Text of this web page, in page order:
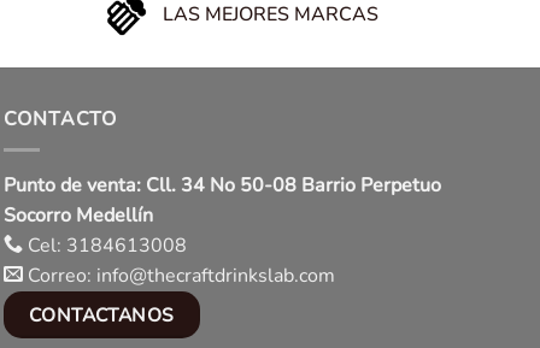
LAS MEJORES MARCAS
CONTACTO
Punto de venta: Cll. 34 No 50-08 Barrio Perpetuo
Socorro Medellín
Cel: 3184613008
Correo: info@thecraftdrinkslab.com
CONTACTANOS